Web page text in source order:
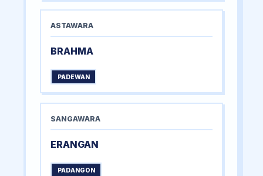
ASTAWARA
BRAHMA
PADEWAN
SANGAWARA
ERANGAN
PADANGON